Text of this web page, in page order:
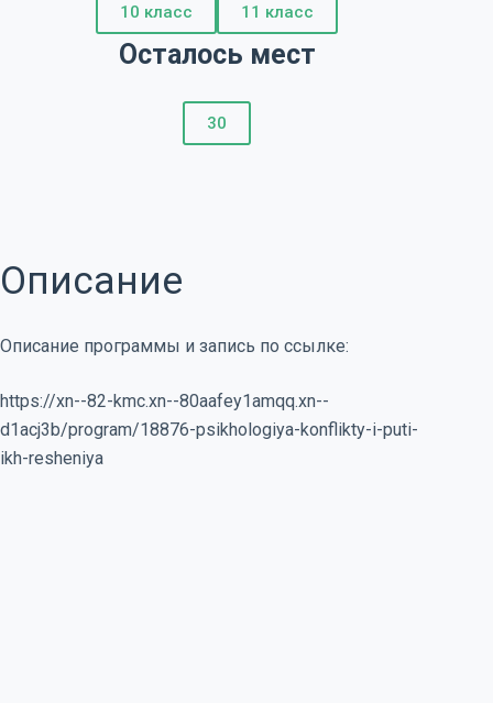
10 класс 11 класс
Осталось мест
30
Описание
Описание программы и запись по ссылке:
https://xn--82-kmc.xn--80aafey1amqq.xn--
d1acj3b/program/18876-psikhologiya-konflikty-i-puti-
ikh-resheniya